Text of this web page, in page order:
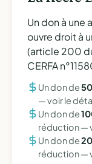
Un don à
ouvre droit à
(article 200
CERFA
Un don de
—voir le
Un don de
réduction —
Un don de
réduction —